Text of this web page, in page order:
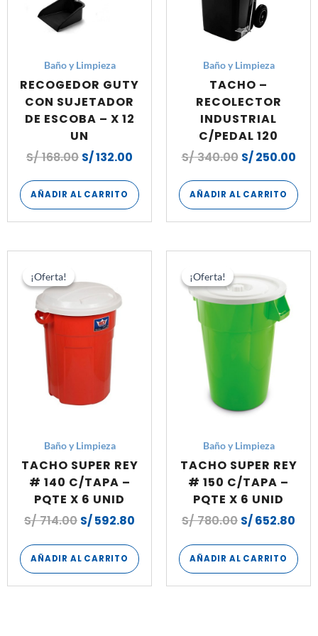
Baño y Limpieza
RECOGEDOR GUTY
CON SUJETADOR
DE ESCOBA – X 12
UN
S/168.00 S/132.00
AÑADIR AL CARRITO
Baño y Limpieza
TACHO –
RECOLECTOR
INDUSTRIAL
C/PEDAL 120
S/340.00 S/250.00
AÑADIR AL CARRITO
¡Oferta!
¡Oferta!
Baño y Limpieza
TACHO SUPER REY
# 140 C/TAPA –
PQTE X 6 UNID
S/714.00
original
era:
S/ 714.00.
S/592.80
AÑADIR AL CARRITO
¡Oferta!
¡Oferta!
Baño y Limpieza
TACHO SUPER REY
# 150 C/TAPA –
PQTE X 6 UNID
S/780.00
precio
original
era:
S/ 780.00.
S/652.80
AÑADIR AL CARRITO